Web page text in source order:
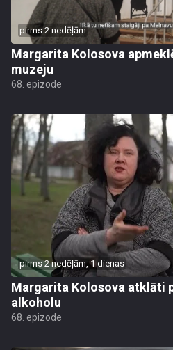
pirms 2 nedēļām
Margarita Kolosova
muzeju
68. epizode
pirms 2 nedēļām, 1 dienas
Margarita Kolosova atklāti
alkoholu
68. epizode